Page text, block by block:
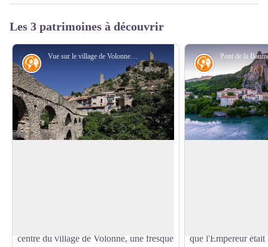
Les 3 patrimoines à découvrir
Vue sur le village de Volonne - DR
Histoire
centre du village de Volonne, une fresque
Histoire
que l'Empereur